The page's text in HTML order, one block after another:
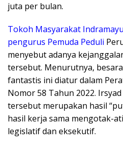
juta per bulan.
​Tokoh Masyarakat
pengurus Pemuda Peduli
menyebut adanya
tersebut. Menurutnya,
fantastis ini diatur dalam
Nomor 58 Tahun 2022.
tersebut merupakan hasil
hasil kerja sama mengotak-
legislatif dan eksekutif.